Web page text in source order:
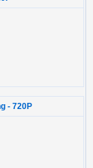
- 720P